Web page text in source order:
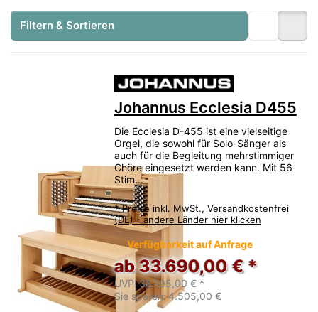
Filtern & Sortieren
Johannus Ecclesia D455
Die Ecclesia D-455 ist eine vielseitige
Orgel, die sowohl für Solo-Sänger als
auch für die Begleitung mehrstimmiger
Chöre eingesetzt werden kann. Mit 56
Stim...
* Preise inkl. MwSt., Versandkostenfrei
(DE) - andere Länder hier klicken
Verfügbarkeit auf Anfrage
ab 33.690,00 € *
UVP:38.195,00 € *
Sie sparen:4.505,00 €